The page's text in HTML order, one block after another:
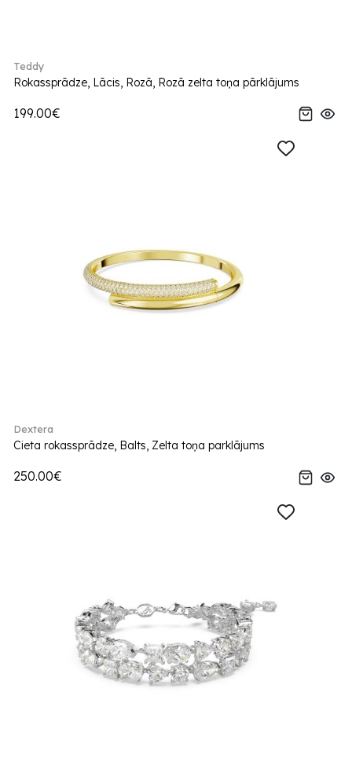
Teddy
Rokassprādze, Lācis, Rozā, Rozā zelta toņa pārklājums
199.00€
Dextera
Cieta rokassprādze, Balts, Zelta toņa parklājums
250.00€